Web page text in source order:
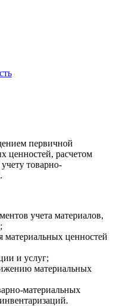
первичной
ценностей, расчетом
товарно-
учета материалов,
ценностей
и услуг;
материальных
материальных